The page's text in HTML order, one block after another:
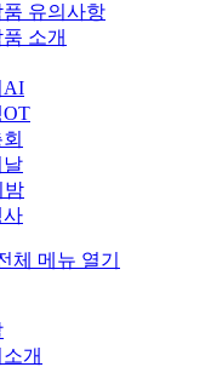
유의사항
소개
AI
OT
날
밤
사
체 메뉴 열기
개